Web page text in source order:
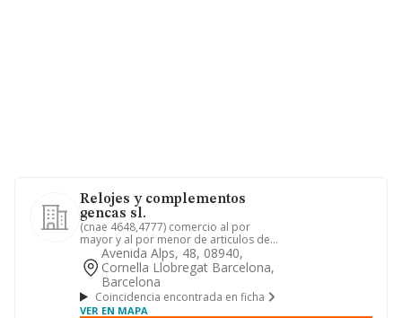
Relojes y complementos
gencas sl.
(cnae 4648,4777) comercio al por
mayor y al por menor de articulos de
relojeria, joyeria (46.48 y 4...
Avenida Alps, 48, 08940,
Cornella Llobregat Barcelona,
Barcelona
Coincidencia encontrada en ficha
VER EN MAPA